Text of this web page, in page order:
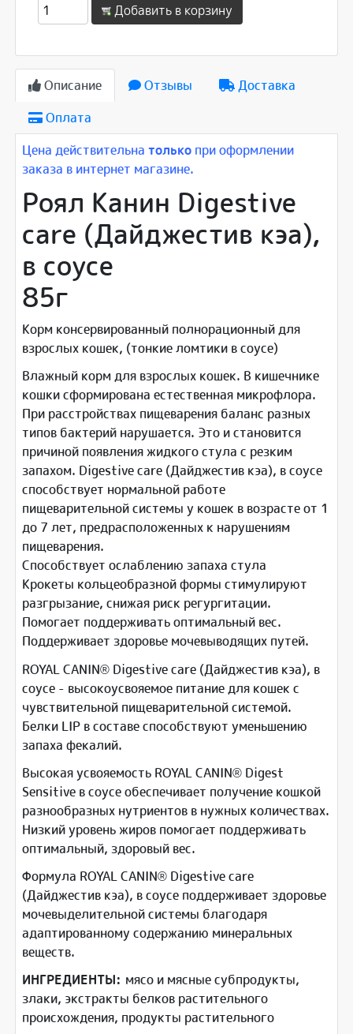
Добавить в корзину
Описание Отзывы
Доставка
Оплата
Цена действительнатолько при оформлении
заказа в интернет магазине.
Роял Канин Digestive
care (Дайджестив кэа),
в соусе
85г
Корм консервированный полнорационный для
взрослых кошек, (тонкие ломтики в соусе)
Влажный корм для взрослых кошек. В кишечнике
кошки сформирована естественная микрофлора.
При расстройствах пищеварения баланс разных
типов бактерий нарушается. Это и становится
причиной появления жидкого стула с резким
запахом. Digestive care (Дайджестив кэа), в соусе
способствует нормальной работе
пищеварительной системы у кошек в возрасте от 1
до 7 лет, предрасположенных к нарушениям
пищеварения.
Способствует ослаблению запаха стула
Крокеты кольцеобразной формы стимулируют
разгрызание, снижая риск регургитации.
Помогает поддерживать оптимальный вес.
Поддерживает здоровье мочевыводящих путей.
ROYAL CANIN® Digestive care (Дайджестив кэа), в
соусе - высокоусвояемое питание для кошек с
чувствительной пищеварительной системой.
Белки LIP в составе способствуют уменьшению
запаха фекалий.
Высокая усвояемость ROYAL CANIN® Digest
Sensitive в соусе обеспечивает получение кошкой
разнообразных нутриентов в нужных количествах.
Низкий уровень жиров помогает поддерживать
оптимальный, здоровый вес.
Формула ROYAL CANIN® Digestive care
(Дайджестив кэа), в соусе поддерживает здоровье
мочевыделительной системы благодаря
адаптированному содержанию минеральных
веществ.
ИНГРЕДИЕНТЫ: мясо и мясные субпродукты,
злаки, экстракты белков растительного
происхождения, продукты растительного